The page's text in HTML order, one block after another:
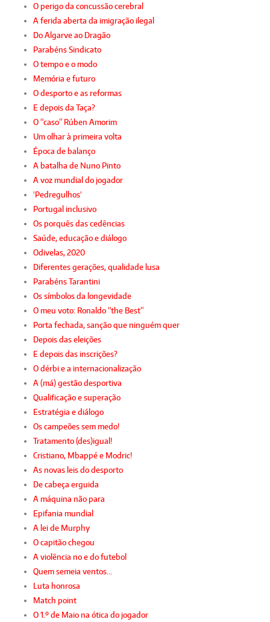
O perigo da concussão cerebral
A ferida aberta da imigração ilegal
Do Algarve ao Dragão
Parabéns Sindicato
O tempo e o modo
Memória e futuro
O desporto e as reformas
E depois da Taça?
O “caso” Rúben Amorim
Um olhar à primeira volta
Época de balanço
A batalha de Nuno Pinto
A voz mundial do jogador
'Pedregulhos'
Portugal inclusivo
Os porquês das cedências
Saúde, educação e diálogo
Odivelas, 2020
Diferentes gerações, qualidade lusa
Parabéns Tarantini
Os símbolos da longevidade
O meu voto: Ronaldo “the Best”
Porta fechada, sanção que ninguém quer
Depois das eleições
E depois das inscrições?
O dérbi e a internacionalização
A (má) gestão desportiva
Qualificação e superação
Estratégia e diálogo
Os campeões sem medo!
Tratamento (des)igual!
Cristiano, Mbappé e Modric!
As novas leis do desporto
De cabeça erguida
A máquina não para
Epifania mundial
A lei de Murphy
O capitão chegou
A violência no e do futebol
Quem semeia ventos…
Luta honrosa
Match point
O 1.º de Maio na ótica do jogador